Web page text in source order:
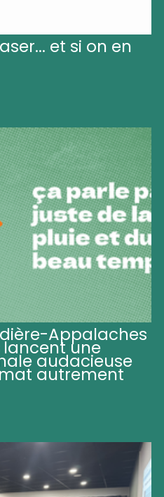
et si on en
Appalaches
lancent une
audacieuse
autrement